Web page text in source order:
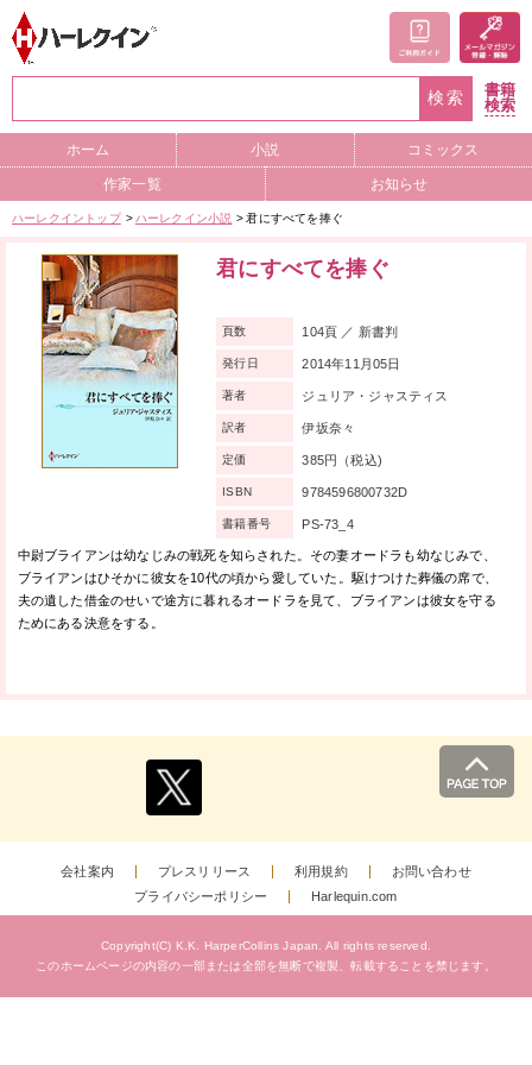
検索
書籍
検索
ホーム 小説 コミックス
作家一覧 お知らせ
ハーレクイントップ ハーレクイン小説 君にすべてを捧ぐ
君にすべてを捧ぐ
中尉ブライアンは幼なじみの戦死を知らされた。その妻オードラも幼なじみで、
ブライアンはひそかに彼女を10代の頃から愛していた。駆けつけた葬儀の席で、
夫の遺した借金のせいで途方に暮れるオードラを見て、ブライアンは彼女を守る
ためにある決意をする。
頁数 104頁 ／ 新書判
発行日 2014年11月05日
著者 ジュリア・ジャスティス
訳者 伊坂奈々
定価 385円（税込)
ISBN 9784596800732D
書籍番号 PS-73_4
会社案内 プレスリリース 利用規約
お問い合わせ
プライバシーポリシー
Harlequin.com
Copyright(C) K.K. HarperCollins Japan. All rights reserved.
このホームページの内容の一部または全部を無断で複製、転載することを禁じます。